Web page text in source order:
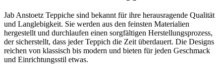
Jab Anstoetz Teppiche sind bekannt für ihre herausragende Qualität
und Langlebigkeit. Sie werden aus den feinsten Materialien
hergestellt und durchlaufen einen sorgfältigen Herstellungsprozess,
der sicherstellt, dass jeder Teppich die Zeit überdauert. Die Designs
reichen von klassisch bis modern und bieten für jeden Geschmack
und Einrichtungsstil etwas.